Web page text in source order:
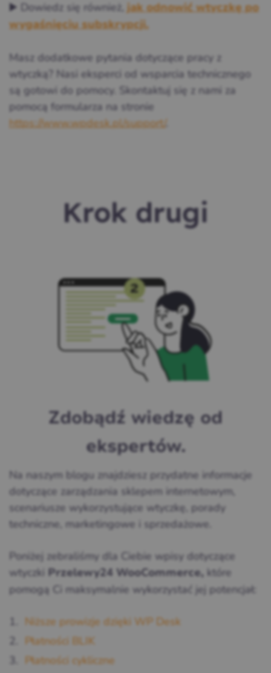
▶️ Dowiedz się również,
jak odnowić wtyczkę po
wygaśnięciu subskrypcji.
Masz dodatkowe pytania dotyczące pracy z
wtyczką? Nasi eksperci od wsparcia technicznego
są gotowi do pomocy. Skontaktuj się z nami za
pomocą formularza na stronie
https://www.wpdesk.pl/support/
Krok drugi
Zdobądź wiedzę od
ekspertów.
Na naszym blogu znajdziesz przydatne informacje
dotyczące zarządzania sklepem internetowym,
scenariusze wykorzystujące wtyczkę, porady
techniczne, marketingowe i sprzedażowe.
Poniżej zebraliśmy dla Ciebie wpisy dotyczące
wtyczki
Przelewy24 WooCommerce, które
pomogą Ci maksymalnie wykorzystać jej potencjał:
Niższe prowizje dzięki WP Desk
Płatności BLIK
Płatności cykliczne